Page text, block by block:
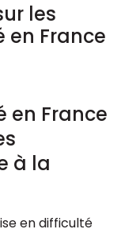
les
en France
en France
à la
en difficulté